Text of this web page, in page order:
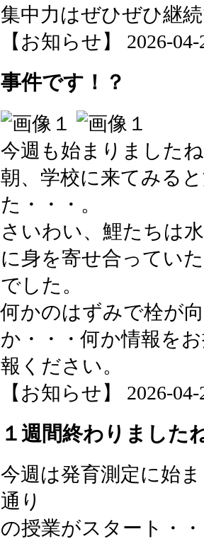
集中力はぜひぜひ継
【お知らせ】 2026-
事件です！？
今週も始まりました
朝、学校に来てみる
た・・・。
さいわい、鯉たちは
に身を寄せ合ってい
でした。
何かのはずみで栓が
か・・・何か情報を
報ください。
【お知らせ】 2026-
１週間終わりました
今週は発育測定に始
通り
の授業がスタート・